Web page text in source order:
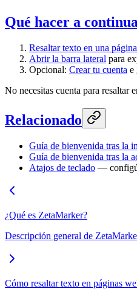
Qué hacer a
Resaltar texto en una
Abrir la barra lateral para
Opcional: Crear tu cuenta e
No necesitas cuenta para resaltar
Relacionado
Guía de bienvenida tras la
Guía de bienvenida tras la
Atajos de teclado —
¿Qué es ZetaMarker?
Descripción general de
Cómo resaltar texto en páginas